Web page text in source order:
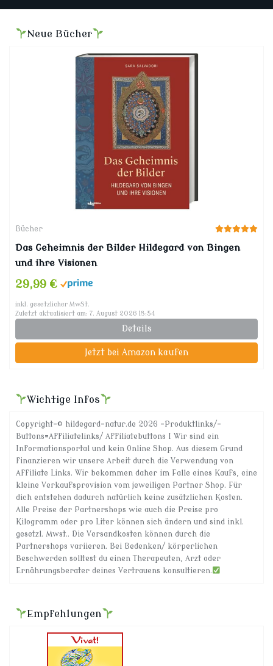
Neue Bücher
Bücher
Das Geheimnis der Bilder Hildegard von Bingen
und ihre Visionen
29,99 €
inkl. gesetzlicher MwSt.
Zuletzt aktualisiert am: 7. August 2026 18:54
Details
Jetzt bei Amazon kaufen
Wichtige Infos
Copyright-© hildegard-natur.de 2026 -Produktlinks/-
Buttons=Affiliatelinks/ Affiliatebuttons I Wir sind ein
Informationsportal und kein Online Shop. Aus diesem Grund
finanzieren wir unsere Arbeit durch die Verwendung von
Affiliate Links. Wir bekommen daher im Falle eines Kaufs, eine
kleine Verkaufsprovision vom jeweiligen Partner Shop. Für
dich entstehen dadurch natürlich keine zusätzlichen Kosten.
Alle Preise der Partnershops wie auch die Preise pro
Kilogramm oder pro Liter können sich ändern und sind inkl.
gesetzl. Mwst.. Die Versandkosten können durch die
Partnershops variieren. Bei Bedenken/ körperlichen
Beschwerden solltest du einen Therapeuten, Arzt oder
Ernährungsberater deines Vertrauens konsultieren.
Empfehlungen